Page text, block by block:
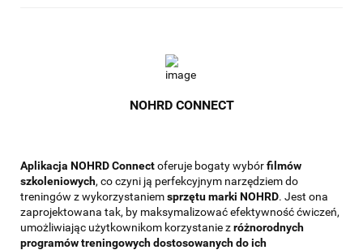
NOHRD CONNECT
Aplikacja NOHRD Connectoferuje bogaty wybórfilmów
szkoleniowych, co czyni ją perfekcyjnym narzędziem do
treningów z wykorzystaniemsprzętu marki NOHRD. Jest ona
zaprojektowana tak, by maksymalizować efektywność ćwiczeń,
umożliwiając użytkownikom korzystanie zróżnorodnych
programów treningowych dostosowanych do ich